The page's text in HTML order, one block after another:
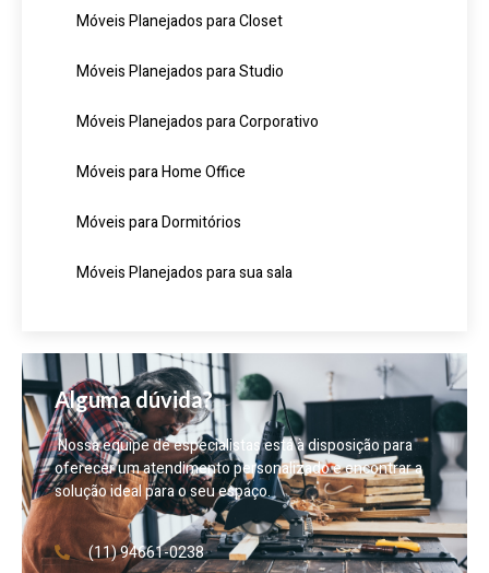
Móveis Planejados para Closet
Móveis Planejados para Studio
Móveis Planejados para Corporativo
Móveis para Home Office
Móveis para Dormitórios
Móveis Planejados para sua sala
Alguma dúvida?
Nossa equipe de especialistas está à disposição para
oferecer um atendimento personalizado e encontrar a
solução ideal para o seu espaço.
(11) 94661-0238